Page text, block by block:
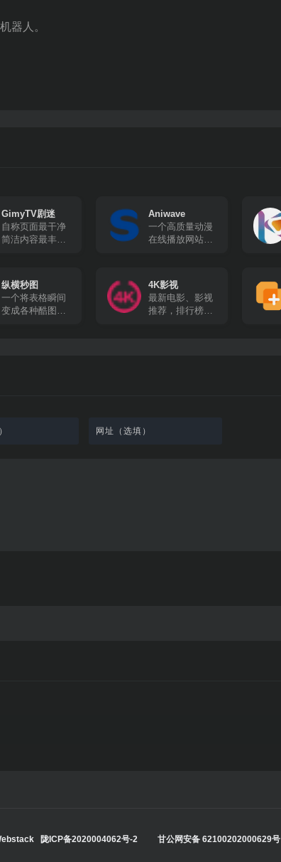
器人。
GimyTV剧迷
自称页面最干净
简洁内容最丰富
Aniwave
一个高质量动漫
在线播放网站，
想要学习英文的
朋友。
纵横秒图
一个将表格瞬间
变成各种酷图的
4K影视
最新电影、影视
推荐，排行榜、
陇ICP备2020004062号-2 甘公网安备 62100202000629号